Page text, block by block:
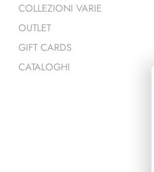
COLLEZIONI VARIE
OUTLET
GIFT CARDS
CATALOGHI